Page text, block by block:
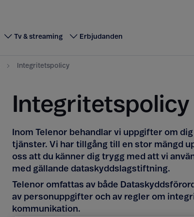
Tv & streaming Erbjudanden
Integritetspolicy
Integritetspolicy
Inom Telenor behandlar vi uppgifter om
tjänster. Vi har tillgång till en stor mängd
oss att du känner dig trygg med att vi
med gällande dataskyddslagstiftning.
Telenor omfattas av både
av personuppgifter och av regler om
kommunikation.